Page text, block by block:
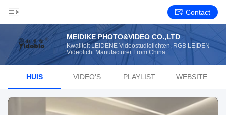
Contact
MEIDIKE PHOTO&VIDEO CO.,LTD
Kwaliteit LEIDENE Videostudiolichten, RGB LEIDEN
Videolicht Manufacturer From China
HUIS VIDEO'S PLAYLIST WEBSITE